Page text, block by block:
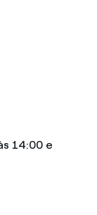
14:00 e